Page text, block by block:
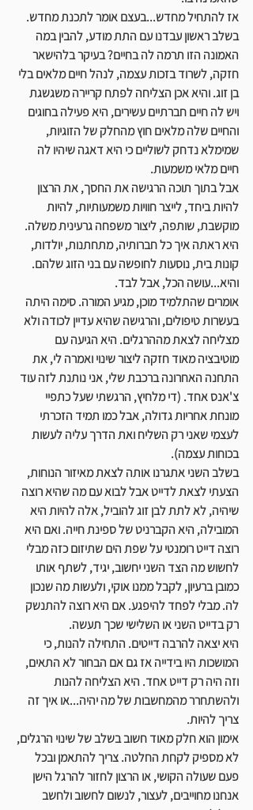
אז להתחיל מחדש...בעצם אומר לתכנת מחדש.
בשלב ראשון עבדנו עם התת מודע, להבין במה
האמונה הזו תרמה לה בחיים? בעיקר בלהישאר
חזקה, לשרוד בזכות עצמה, לנהל חיים מלאים בלי
בן זוג. והיא אכן הצליחה לפתח קריירה משגשגת
ויש לה חיים חברתיים עשירים, היא פעילה בחוגים
והחיים שלה מלאים חוץ מהחלק של הזוגיות,
שמימלא נדחק לשוליים כי היא דאגה שיהיו לה
חיים מלאי משמעות.
אבל בתוך תוכה הרגישה את החסך, את הרצון
להיות ביחד, לייצר חוויות משמעותיות, להיות
מוקשבת, שותפה, ליצור משפחה גרעינית משלה.
היא ראתה איך כל חברותיה, מתחתנות, יולדות,
קונות בית, נוסעות לחופשה עם בני הזוג שלהם.
והיא...עושה הכל, אבל לבד.
אומרים שהתלמיד מוכן, מגיע המורה. סימה היתה
בעשרות טיפולים, והרגישה שהיא עדיין לכודה ולא
מצליחה לצאת מההרגלים. היא הגיעה עם
מוטיבציה מאוד חזקה ליצור שינוי ואמרה לי, את
התחנה האחרונה ברכבת שלי, אני נותנת לזה עוד
צ'אנס אחד. (די מלחיץ, הרגשתי שעל כתפיי
מונחת אחריות גדולה, אבל כמו תמיד הזכרתי
לעצמי שאני רק השליח ואת הדרך עליה לעשות
בכוחות עצמה).
בשלב השני אתגרנו אותה לצאת מאיזור הנוחות,
הצעתי לצאת לדייט אבל לבוא עם מה שהיא רוצה
שיהיה, לא לתת לבן זוג להוביל, אלה להיות היא
המובילה, היא הקברניט של ספינת חייה. ואם היא
רוצה דייט רומנטי על שפת הים שתיזום כזה מבלי
לחשוש מה הצד השני יחשוב, יגיד, לשתף אותו
כמובן ברעיון, לקבל ממנו אוקי, ולעשות מה שנכון
לה. מבלי לפחד להיפגע. אם היא רוצה להתנשק
רק בדייט השני או השלישי שכך תעשה.
היא יצאה להרבה דייטים. התחילה להנות, כי
המושכות היו בידייה אז גם אם הבחור לא התאים,
וזה היה רק דייט אחד. היא הצליחה להנות
ולהשתחרר מהמחשבות של מה יהיה...או איך זה
צריך להיות.
אימון הוא חלק מאוד חשוב בשלב של שינוי הרגלים,
לא מספיק לקחת החלטה. צריך להתאמן ובכל
פעם שעולה הקושי, או הרצון לחזור להרגל הישן
אנחנו מחוייבים, לעצור, לנשום לחשוב ולחשב